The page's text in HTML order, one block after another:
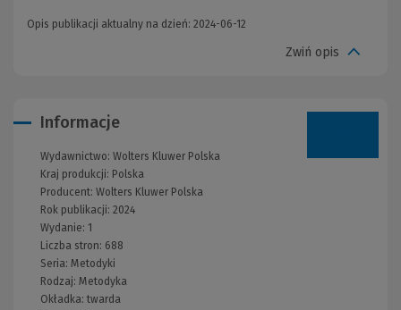
Opis publikacji aktualny na dzień: 2024-06-12
Zwiń opis
Informacje
Wydawnictwo: Wolters Kluwer Polska
Kraj produkcji: Polska
Producent: Wolters Kluwer Polska
Rok publikacji: 2024
Wydanie: 1
Liczba stron: 688
Seria: Metodyki
Rodzaj: Metodyka
Okładka:twarda